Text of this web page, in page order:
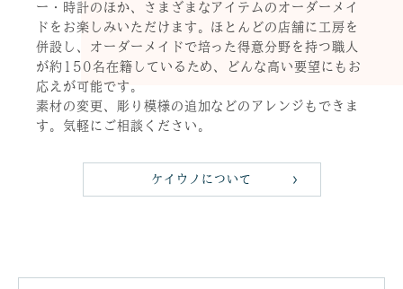
ー・時計のほか、さまざまなアイテムのオーダーメイ
ドをお楽しみいただけます。ほとんどの店舗に工房を
併設し、オーダーメイドで培った得意分野を持つ職人
が約150名在籍しているため、どんな高い要望にもお
応えが可能です。
素材の変更、彫り模様の追加などのアレンジもできま
す。気軽にご相談ください。
ケイウノについて